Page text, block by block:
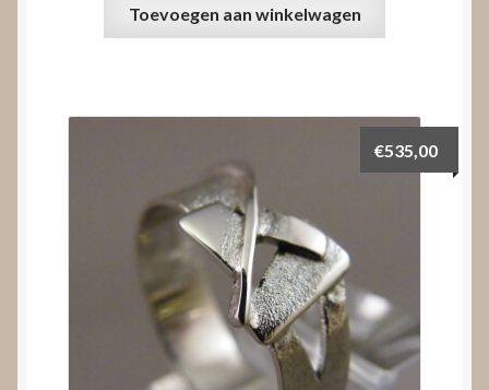
Toevoegen aan winkelwagen
€535,00